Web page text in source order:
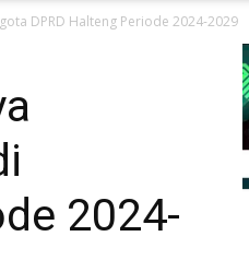
DPRD Halteng Periode 2024-2029
2024-